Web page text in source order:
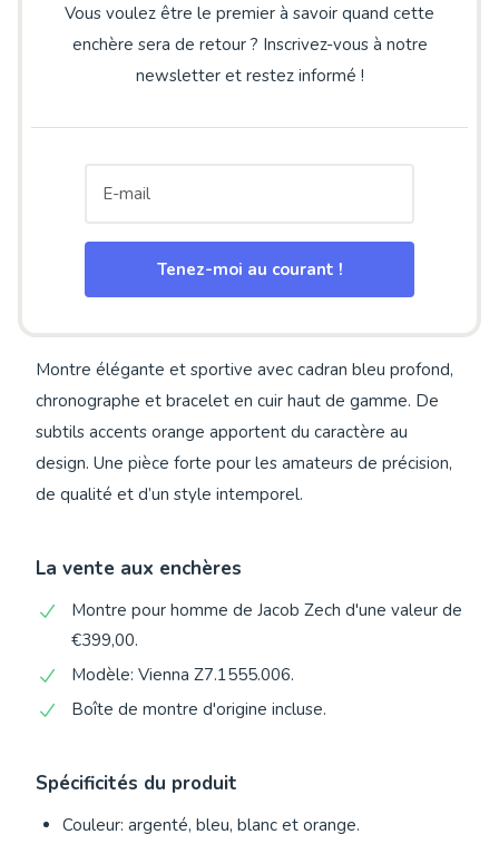
Vous voulez être le premier à savoir quand cette
enchère sera de retour ? Inscrivez-vous à notre
newsletter et restez informé !
Tenez-moi au courant !
Montre élégante et sportive avec cadran bleu profond,
chronographe et bracelet en cuir haut de gamme. De
subtils accents orange apportent du caractère au
design. Une pièce forte pour les amateurs de précision,
de qualité et d’un style intemporel.
La vente aux enchères
Montre pour homme de Jacob Zech d'une valeur de
€399,00.
Modèle: Vienna Z7.1555.006.
Boîte de montre d'origine incluse.
Spécificités du produit
Couleur: argenté, bleu, blanc et orange.